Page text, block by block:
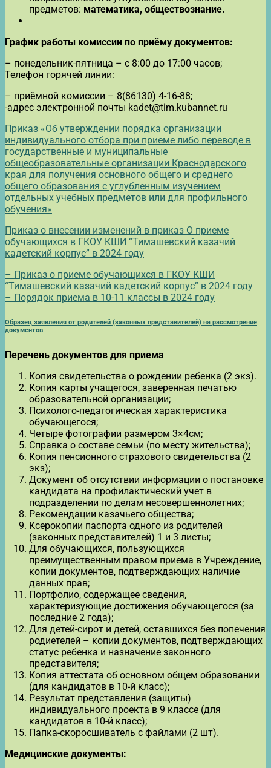
предметов: математика, обществознание.
График работы комиссии по приёму документов:
– понедельник-пятница – с 8:00 до 17:00 часов;
Телефон горячей линии:
– приёмной комиссии – 8(86130) 4-16-88;
-адрес электронной почты kadet@tim.kubannet.ru
Приказ «Об утверждении порядка организации
индивидуального отбора при приеме либо переводе в
государственные и муниципальные
общеобразовательные организации Краснодарского
края для получения основного общего и среднего
общего образования с углубленным изучением
отдельных учебных предметов или для профильного
обучения»
Приказ о внесении изменений в приказ О приеме
обучающихся в ГКОУ КШИ “Тимашевский казачий
кадетский корпус” в 2024 году
– Приказ о приеме обучающихся в ГКОУ КШИ
“Тимашевский казачий кадетский корпус” в 2024 году
– Порядок приема в 10-11 классы в 2024 году
Образец заявления от родителей (законных представителей) на рассмотрение
документов
Перечень документов для приема
Копия свидетельства о рождении ребенка (2 экз).
Копия карты учащегося, заверенная печатью
образовательной организации;
Психолого-педагогическая характеристика
обучающегося;
Четыре фотографии размером 3×4см;
Справка о составе семьи (по месту жительства);
Копия пенсионного страхового свидетельства (2
экз);
Документ об отсутствии информации о постановке
кандидата на профилактический учет в
подразделении по делам несовершеннолетних;
Рекомендации казачьего общества;
Ксерокопии паспорта одного из родителей
(законных представителей) 1 и 3 листы;
Для обучающихся, пользующихся
преимущественным правом приема в Учреждение,
копии документов, подтверждающих наличие
данных прав;
Портфолио, содержащее сведения,
характеризующие достижения обучающегося (за
последние 2 года);
Для детей-сирот и детей, оставшихся без попечения
родиетелей – копии документов, подтверждающих
статус ребенка и назначение законного
представителя;
Копия аттестата об основном общем образовании
(для кандидатов в 10-й класс);
Результат представления (защиты)
индивидуального проекта в 9 классе (для
кандидатов в 10-й класс);
Папка-скоросшиватель с файлами (2 шт).
Медицинские документы: